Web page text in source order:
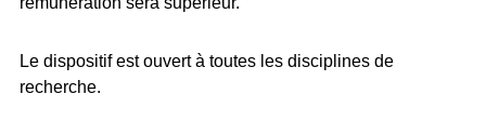
Le dispositif est ouvert à toutes les disciplines de
recherche.